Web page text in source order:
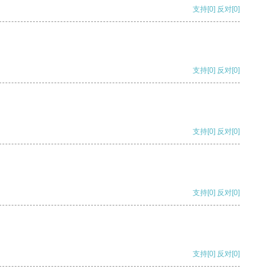
支持[0] 反对[0]
支持[0] 反对[0]
支持[0] 反对[0]
支持[0] 反对[0]
支持[0] 反对[0]